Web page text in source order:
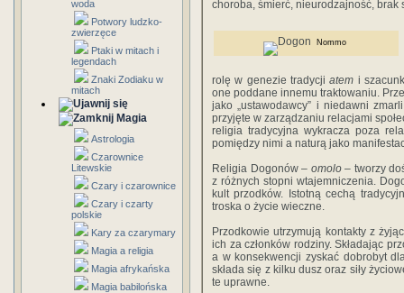
woda
Potwory ludzko-
zwierzęce
Ptaki w mitach i
legendach
Znaki Zodiaku w
mitach
Magia
Astrologia
Czarownice
Litewskie
Czary i czarownice
Czary i czarty
polskie
Kary za czarymary
Magia a religia
Magia afrykańska
Magia babilońska
choroba, śmierć, nieurodzajność,
Nommo
rolę w genezie tradycjiatem i
one poddane innemu traktowaniu.
jako „ustawodawcy” i niedawni
przyjęte w zarządzaniu relacjami
religia tradycyjna wykracza poza
pomiędzy nimi a naturą jako
Religia Dogonów – omolo– tworzy
z różnych stopni wtajemniczenia.
kult przodków. Istotną cechą
troska o życie wieczne.
Przodkowie utrzymują kontakty z
ich za członków rodziny. Składając
a w konsekwencji zyskać dobrobyt
składa się z kilku dusz oraz siły
te uprawne.